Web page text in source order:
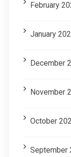
February
January
December
November
October
September